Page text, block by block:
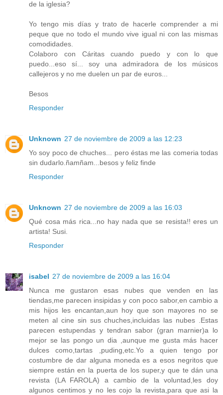
de la iglesia?
Yo tengo mis días y trato de hacerle comprender a mi
peque que no todo el mundo vive igual ni con las mismas
comodidades.
Colaboro con Cáritas cuando puedo y con lo que
puedo...eso sí... soy una admiradora de los músicos
callejeros y no me duelen un par de euros...
Besos
Responder
Unknown 27 de noviembre de 2009 a las 12:23
Yo soy poco de chuches... pero éstas me las comeria todas
sin dudarlo.ñamñam...besos y feliz finde
Responder
Unknown 27 de noviembre de 2009 a las 16:03
Qué cosa más rica...no hay nada que se resista!! eres un
artista! Susi.
Responder
isabel 27 de noviembre de 2009 a las 16:04
Nunca me gustaron esas nubes que venden en las
tiendas,me parecen insipidas y con poco sabor,en cambio a
mis hijos les encantan,aun hoy que son mayores no se
meten al cine sin sus chuches,incluidas las nubes .Estas
parecen estupendas y tendran sabor (gran marnier)a lo
mejor se las pongo un dia ,aunque me gusta más hacer
dulces como,tartas ,puding,etc.Yo a quien tengo por
costumbre de dar alguna moneda es a esos negritos que
siempre están en la puerta de los super,y que te dán una
revista (LA FAROLA) a cambio de la voluntad,les doy
algunos centimos y no les cojo la revista,para que asi la